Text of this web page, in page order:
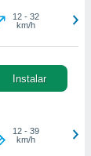
12- 32
km/h
Instalar
12- 39
km/h